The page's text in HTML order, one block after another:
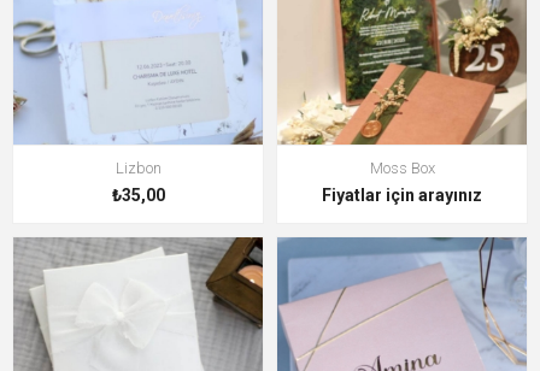
Lizbon
₺35,00
Moss Box
Fiyatlar için arayınız